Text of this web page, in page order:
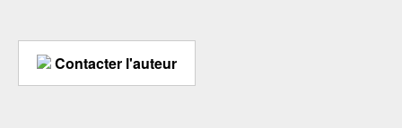
Contacter l'auteur